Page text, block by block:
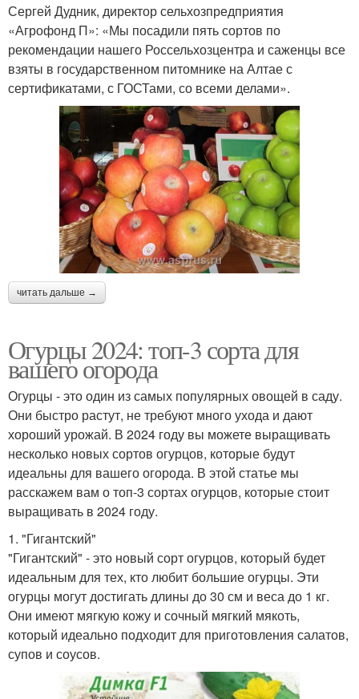
Сергей Дудник, директор сельхозпредприятия
«Агрофонд П»: «Мы посадили пять сортов по
рекомендации нашего Россельхозцентра и саженцы все
взяты в государственном питомнике на Алтае с
сертификатами, с ГОСТами, со всеми делами».
читать дальше →
Огурцы 2024: топ-3 сорта для
вашего огорода
Огурцы - это один из самых популярных овощей в саду.
Они быстро растут, не требуют много ухода и дают
хороший урожай. В 2024 году вы можете выращивать
несколько новых сортов огурцов, которые будут
идеальны для вашего огорода. В этой статье мы
расскажем вам о топ-3 сортах огурцов, которые стоит
выращивать в 2024 году.
1. "Гигантский"
"Гигантский" - это новый сорт огурцов, который будет
идеальным для тех, кто любит большие огурцы. Эти
огурцы могут достигать длины до 30 см и веса до 1 кг.
Они имеют мягкую кожу и сочный мягкий мякоть,
который идеально подходит для приготовления салатов,
супов и соусов.